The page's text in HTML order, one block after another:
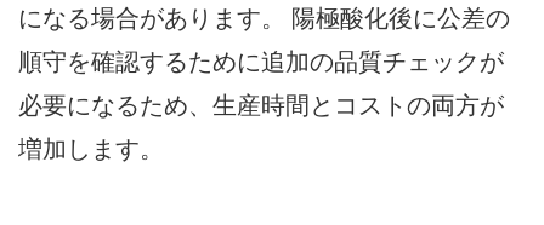
になる場合があります。 陽極酸化後に公差の
順守を確認するために追加の品質チェックが
必要になるため、生産時間とコストの両方が
増加します。